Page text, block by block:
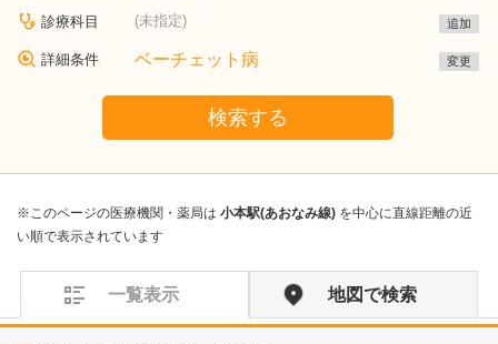
診療科目 (未指定) 追加
詳細条件 ベーチェット病 変更
検索する
※このページの医療機関・薬局は 小本駅(あおなみ線) を中心に直線距離の近
い順で表示されています
一覧表示 地図で検索